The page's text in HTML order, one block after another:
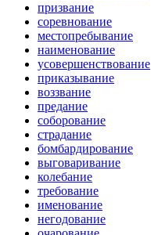
призвание
соревнование
местопребывание
наименование
усовершенствование
приказывание
воззвание
предание
соборование
страдание
бомбардирование
выговаривание
колебание
требование
именование
негодование